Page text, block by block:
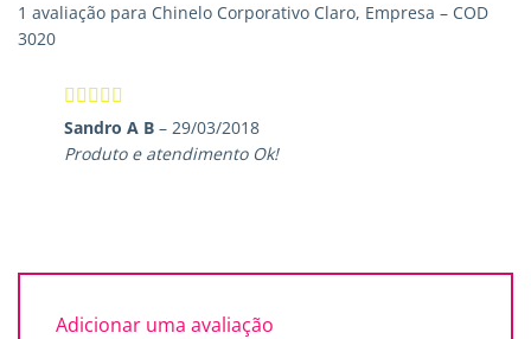
1 avaliação para Chinelo Corporativo Claro, Empresa – COD
3020
Avaliação 5
Sandro A B– 29/03/2018
Produto e atendimento Ok!
Adicionar uma avaliação